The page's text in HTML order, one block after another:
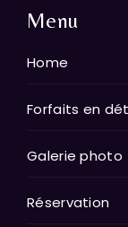
Menu
Home
Forfaits en
Galerie photo
Réservation